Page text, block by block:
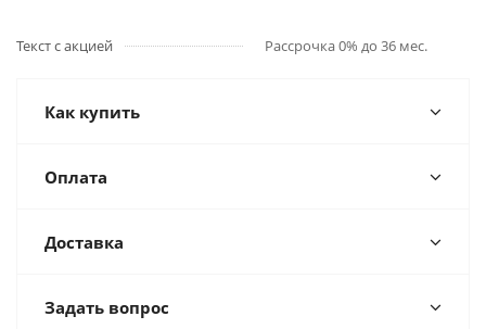
Текст с акцией Рассрочка 0% до 36 мес.
Как купить
Оплата
Доставка
Задать вопрос